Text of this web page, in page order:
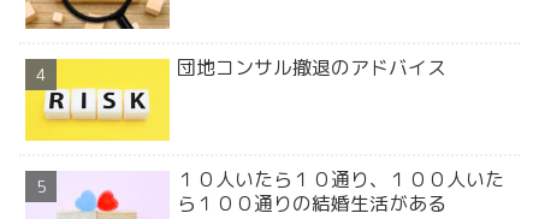
団地コンサル撤退のアドバイス
１０人いたら１０通り、１００人いた
ら１００通りの結婚生活がある